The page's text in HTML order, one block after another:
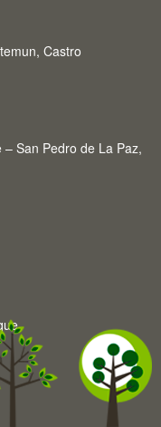
Castro
San Pedro de La Paz,